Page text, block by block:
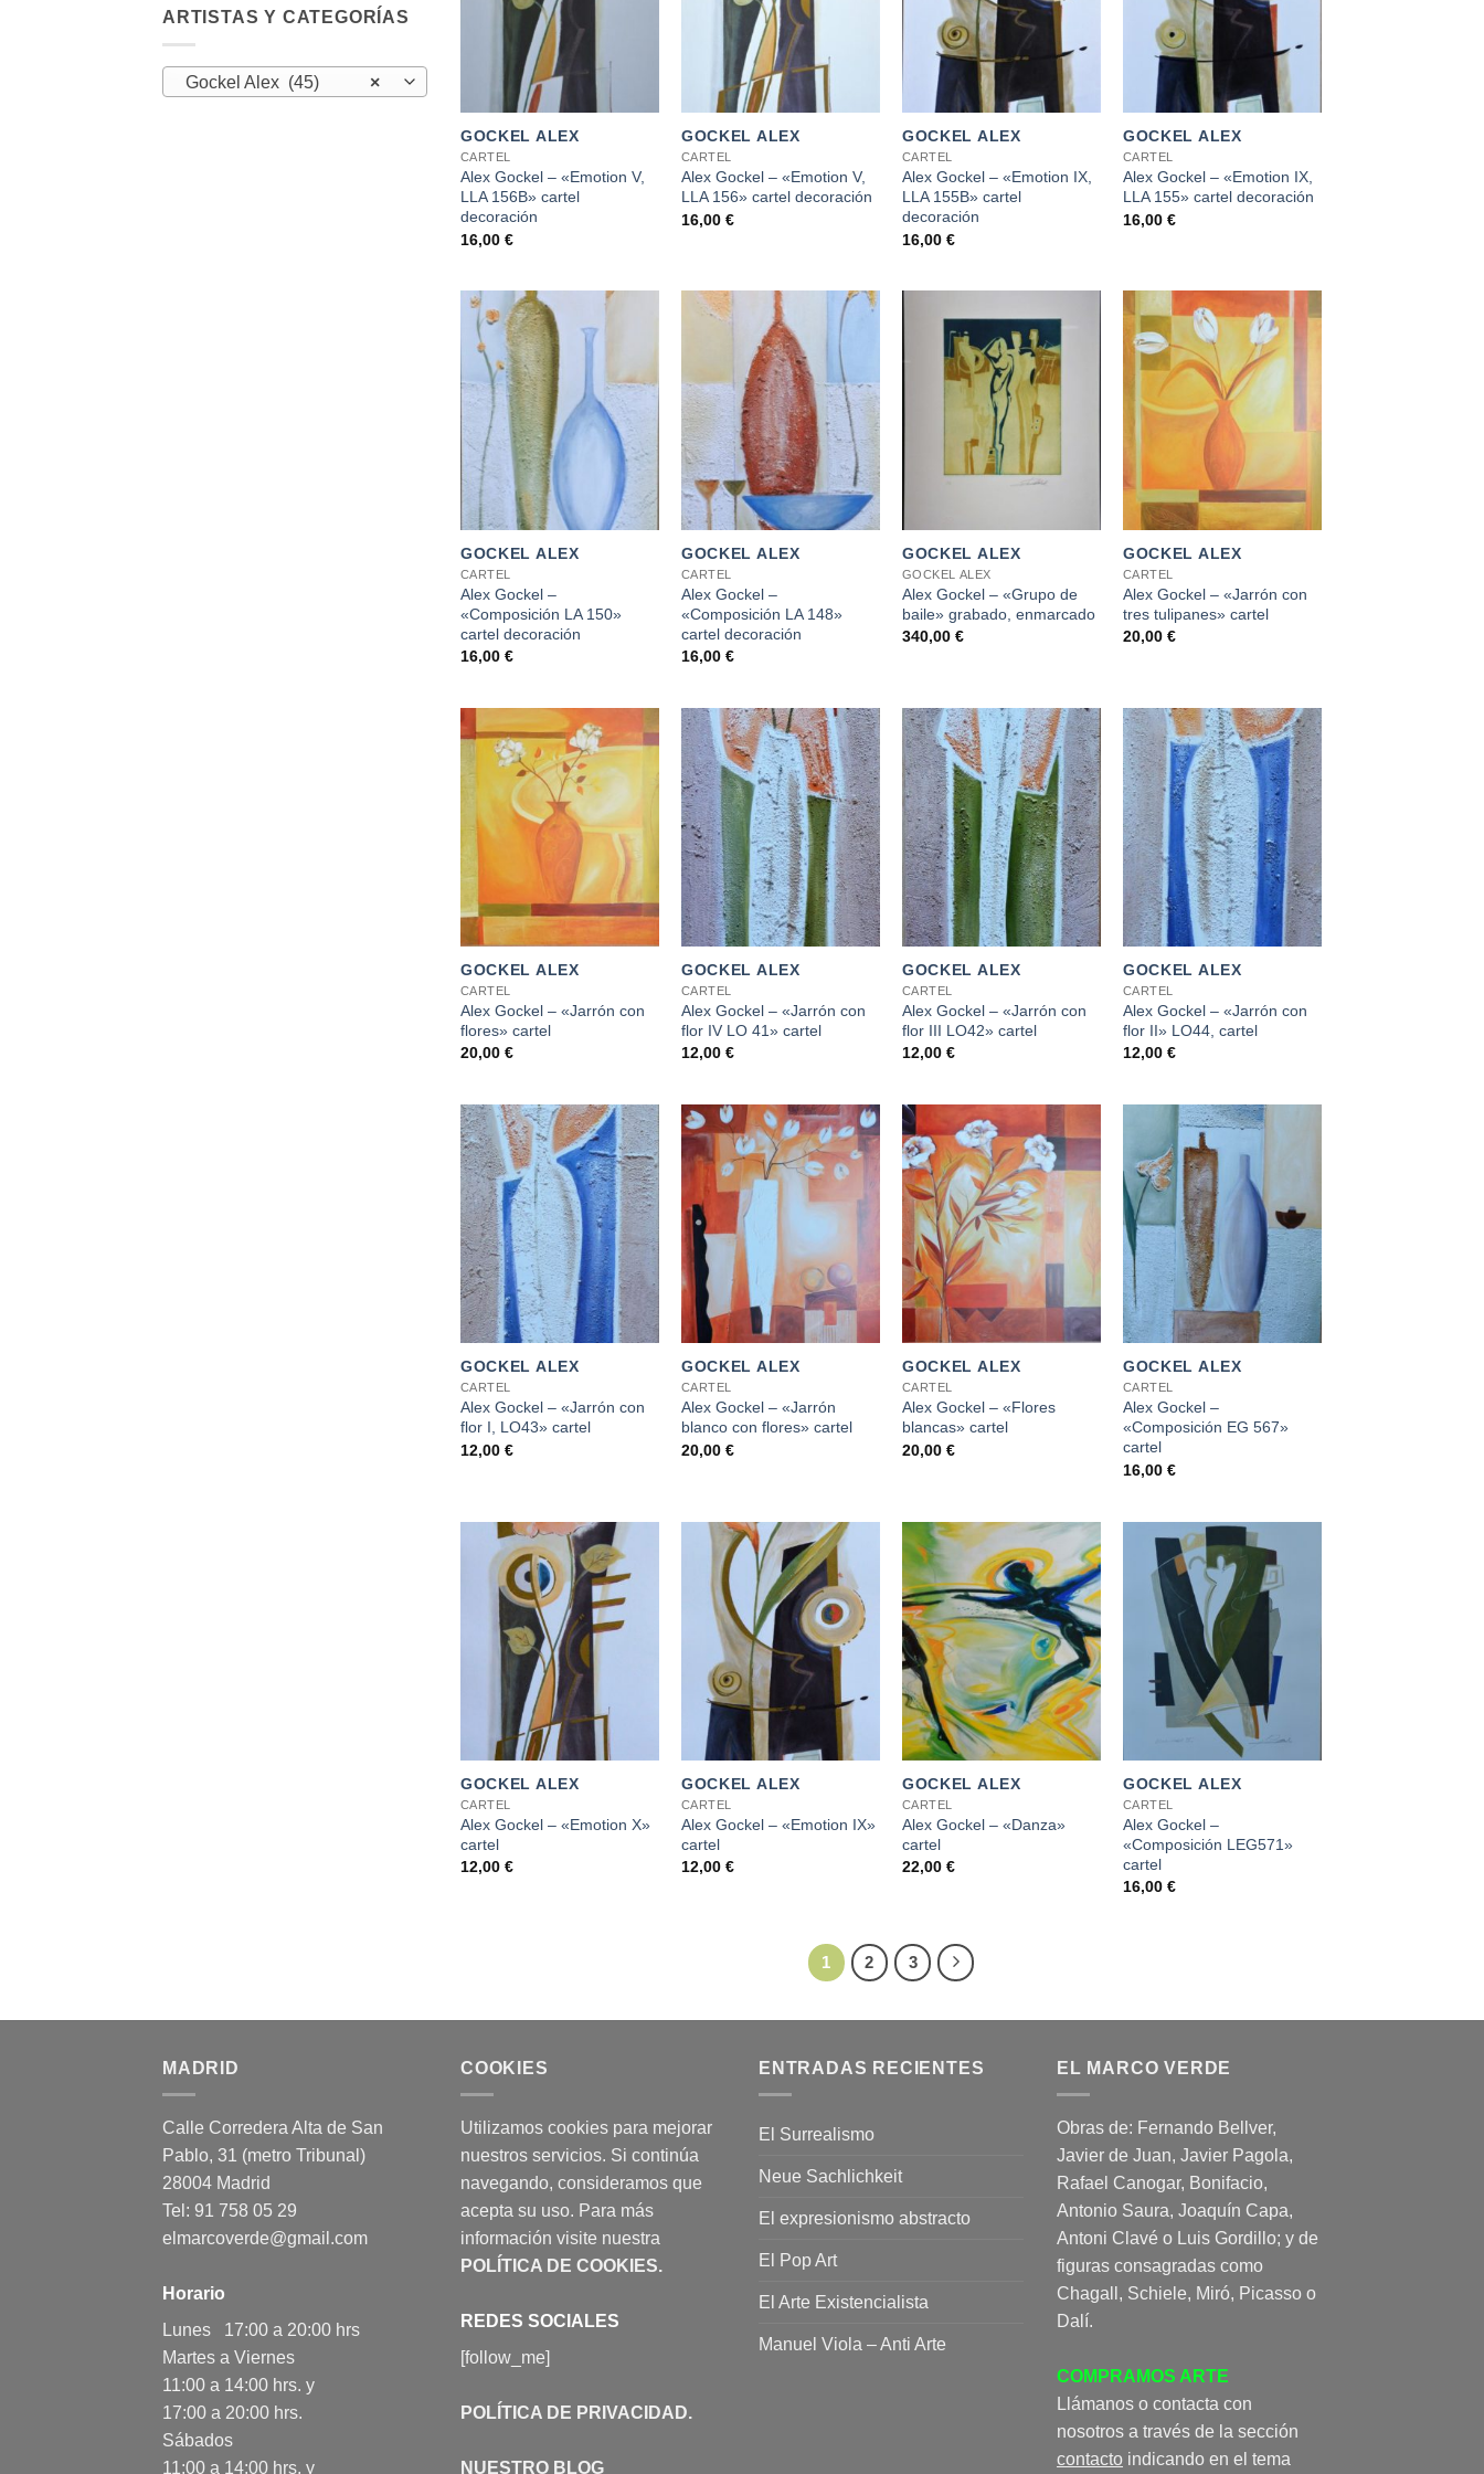
ARTISTAS Y CATEGORÍAS
×
Gockel Alex (45)
GOCKEL ALEX
CARTEL
Alex Gockel – «Emotion V,
LLA 156B» cartel
decoración
16,00 €
GOCKEL ALEX
CARTEL
Alex Gockel – «Emotion V,
LLA 156» cartel decoración
16,00 €
GOCKEL ALEX
CARTEL
Alex Gockel – «Emotion IX,
LLA 155B» cartel
decoración
16,00 €
GOCKEL ALEX
CARTEL
Alex Gockel – «Emotion IX,
LLA 155» cartel decoración
16,00 €
GOCKEL ALEX
CARTEL
Alex Gockel –
«Composición LA 150»
cartel decoración
16,00 €
+
GOCKEL ALEX
CARTEL
Alex Gockel –
«Composición LA 148»
cartel decoración
16,00 €
GOCKEL ALEX
GOCKEL ALEX
Alex Gockel – «Grupo de
baile» grabado, enmarcado
340,00 €
+
GOCKEL ALEX
CARTEL
Alex Gockel – «Jarrón con
tres tulipanes» cartel
20,00 €
GOCKEL ALEX
CARTEL
Alex Gockel – «Jarrón con
flores» cartel
20,00 €
+
GOCKEL ALEX
CARTEL
Alex Gockel – «Jarrón con
flor IV LO 41» cartel
12,00 €
+
GOCKEL ALEX
CARTEL
Alex Gockel – «Jarrón con
flor III LO42» cartel
12,00 €
+
GOCKEL ALEX
CARTEL
Alex Gockel – «Jarrón con
flor II» LO44, cartel
12,00 €
+
GOCKEL ALEX
CARTEL
Alex Gockel – «Jarrón con
flor I, LO43» cartel
12,00 €
+
GOCKEL ALEX
CARTEL
Alex Gockel – «Jarrón
blanco con flores» cartel
20,00 €
+
GOCKEL ALEX
CARTEL
Alex Gockel – «Flores
blancas» cartel
20,00 €
GOCKEL ALEX
CARTEL
Alex Gockel –
«Composición EG 567»
cartel
16,00 €
GOCKEL ALEX
CARTEL
Alex Gockel – «Emotion X»
cartel
12,00 €
+
GOCKEL ALEX
CARTEL
Alex Gockel – «Emotion IX»
cartel
12,00 €
+
GOCKEL ALEX
CARTEL
Alex Gockel – «Danza»
cartel
22,00 €
GOCKEL ALEX
CARTEL
Alex Gockel –
«Composición LEG571»
cartel
16,00 €
1 2 3
MADRID
Calle Corredera Alta de San
Pablo, 31 (metro Tribunal)
28004 Madrid
Tel: 91 758 05 29
elmarcoverde@gmail.com
Horario
Lunes 17:00 a 20:00 hrs
Martes a Viernes
11:00 a 14:00 hrs. y
17:00 a 20:00 hrs.
Sábados
11:00 a 14:00 hrs. y
COOKIES
Utilizamos cookies para mejorar
nuestros servicios. Si continúa
navegando, consideramos que
acepta su uso. Para más
información visite nuestra
POLÍTICA DE COOKIES.
REDES SOCIALES
[follow_me]
POLÍTICA DE PRIVACIDAD.
NUESTRO BLOG
ENTRADAS RECIENTES
El Surrealismo
Neue Sachlichkeit
El expresionismo abstracto
El Pop Art
El Arte Existencialista
Manuel Viola – Anti Arte
EL MARCO VERDE
Obras de: Fernando Bellver,
Javier de Juan, Javier Pagola,
Rafael Canogar, Bonifacio,
Antonio Saura, Joaquín Capa,
Antoni Clavé o Luis Gordillo; y de
figuras consagradas como
Chagall, Schiele, Miró, Picasso o
Dalí.
COMPRAMOS ARTE
Llámanos o contacta con
nosotros a través de la sección
contacto indicando en el tema